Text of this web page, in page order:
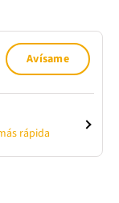
Avísame
rápida